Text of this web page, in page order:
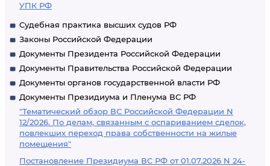
УПК РФ
Судебная практика высших судов РФ
Законы Российской Федерации
Документы Президента Российской Федерации
Документы Правительства Российской Федерации
Документы органов государственной власти РФ
Документы Президиума и Пленума ВС РФ
"Тематический обзор ВС Российской Федерации N
12/2026. По делам, связанным с оспариванием сделок,
повлекших переход права собственности на жилые
помещения"
Постановление Президиума ВС РФ от 01.07.2026 N 24-